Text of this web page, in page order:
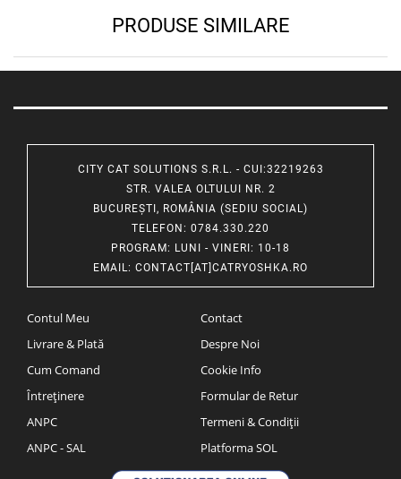
PRODUSE SIMILARE
CITY CAT SOLUTIONS S.R.L. - CUI:32219263
STR. VALEA OLTULUI NR. 2
BUCUREȘTI, ROMÂNIA (SEDIU SOCIAL)
TELEFON : 0784.330.220
PROGRAM: LUNI - VINERI: 10-18
EMAIL: CONTACT[AT]CATRYOSHKA.RO
Contul Meu
Livrare & Plată
Cum Comand
Întreținere
ANPC
ANPC - SAL
Contact
Despre Noi
Cookie Info
Formular de Retur
Termeni & Condiții
Platforma SOL